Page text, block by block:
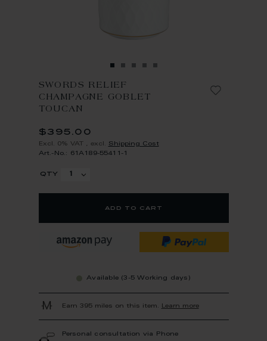
SWORDS RELIEF
CHAMPAGNE GOBLET
TOUCAN
$395.00
Excl. 0% VAT excl. Shipping Cost
Art.-No.: 61A189-55411-1
qty
add to cart
Available (3-5 Working days)
Earn 395 miles on this item. Learn more
Personal consultation via Phone